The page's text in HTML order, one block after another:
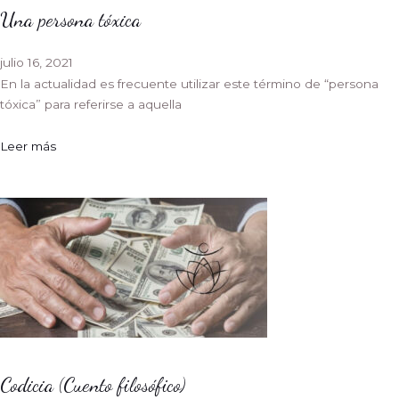
Una persona tóxica
julio 16, 2021
En la actualidad es frecuente utilizar este término de “persona
tóxica” para referirse a aquella
Leer más
Codicia (Cuento filosófico)